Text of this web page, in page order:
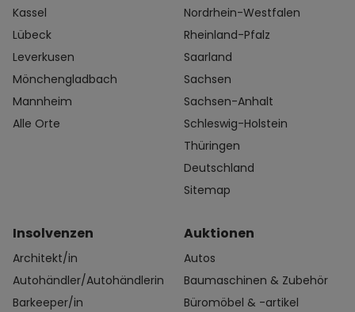
Kassel
Lübeck
Leverkusen
Mönchengladbach
Mannheim
Alle Orte
Nordrhein-Westfalen
Rheinland-Pfalz
Saarland
Sachsen
Sachsen-Anhalt
Schleswig-Holstein
Thüringen
Deutschland
Sitemap
Insolvenzen
Architekt/in
Autohändler/Autohändlerin
Barkeeper/in
Auktionen
Autos
Baumaschinen & Zubehör
Büromöbel & -artikel